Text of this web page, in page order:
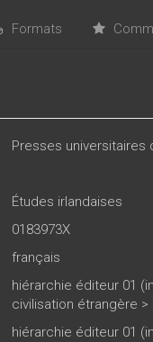
Formats
Presses universitaires
Études irlandaises
0183973X
français
hiérarchie éditeur 01
civilisation étrangère >
hiérarchie éditeur 01